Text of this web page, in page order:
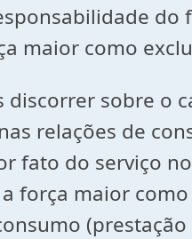
maior como
sobre o
relações de
fato do serviço
força maior